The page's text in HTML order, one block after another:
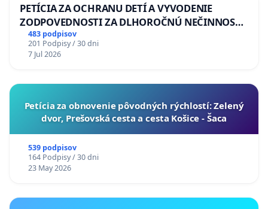
PETÍCIA ZA OCHRANU DETÍ A VYVODENIE
ZODPOVEDNOSTI ZA DLHOROČNÚ NEČINNOSŤ
A ZLYHANIE ŠTÁTU
483 podpisov
201 Podpisy / 30 dni
7 Jul 2026
​Petícia za obnovenie pôvodných rýchlostí: Zelený
dvor, Prešovská cesta a cesta Košice - Šaca
539 podpisov
164 Podpisy / 30 dni
23 May 2026